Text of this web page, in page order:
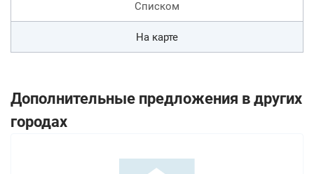
Списком
На карте
Дополнительные предложения в других
городах